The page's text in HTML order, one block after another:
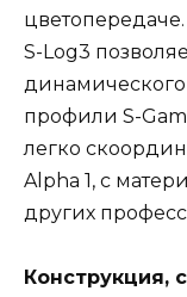
S-Log3
динамического
профили S-
легко
Alpha 1, с
других
Конструкция,